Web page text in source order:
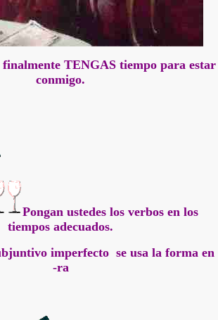
finalmente TENGAS tiempo para estar
conmigo.
Pongan ustedes los verbos en los
tiempos adecuados.
imperfecto se usa la forma en
-ra